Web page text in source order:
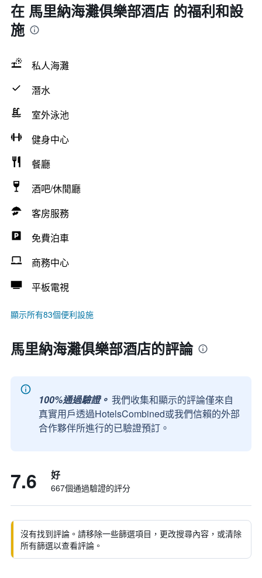
在 馬里納海灘俱樂部酒店 的福利和設
施
私人海灘
潛水
室外泳池
健身中心
餐廳
酒吧/休閒廳
客房服務
免費泊車
商務中心
平板電視
顯示所有83個便利設施
馬里納海灘俱樂部酒店的評論
100%通過驗證。 我們收集和顯示的評論僅來自
真實用戶透過HotelsCombined或我們信賴的外部
合作夥伴所進行的已驗證預訂。
7.6 好
667個通過驗證的評分
沒有找到評論。請移除一些篩選項目，更改搜尋內容，或清除
所有篩選以查看評論。